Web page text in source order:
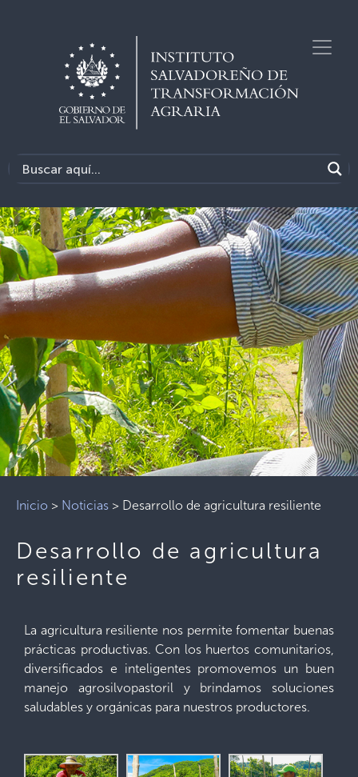
Inicio > Noticias > Desarrollo de agricultura resiliente
Desarrollo de agricultura
resiliente
La agricultura resiliente nos permite fomentar buenas
prácticas productivas. Con los huertos comunitarios,
diversificados e inteligentes promovemos un buen
manejo agrosilvopastoril y brindamos soluciones
saludables y orgánicas para nuestros productores.